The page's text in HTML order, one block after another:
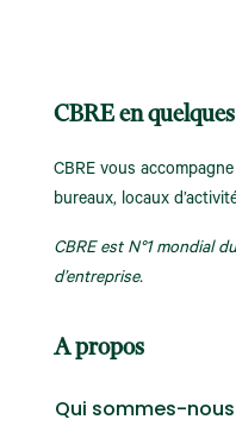
CBRE en
CBRE vous
bureaux, locaux
CBRE est N°1 mondial
d’entreprise.
A propos
Qui sommes-nous